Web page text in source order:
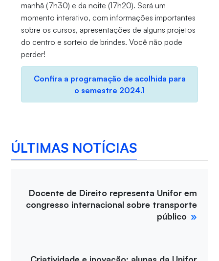
manhã (7h30) e da noite (17h20). Será um
momento interativo, com informações importantes
sobre os cursos, apresentações de alguns projetos
do centro e sorteio de brindes. Você não pode
perder!
Confira a programação de acolhida para
o semestre 2024.1
ÚLTIMAS NOTÍCIAS
Docente de Direito representa Unifor em
congresso internacional sobre transporte
público